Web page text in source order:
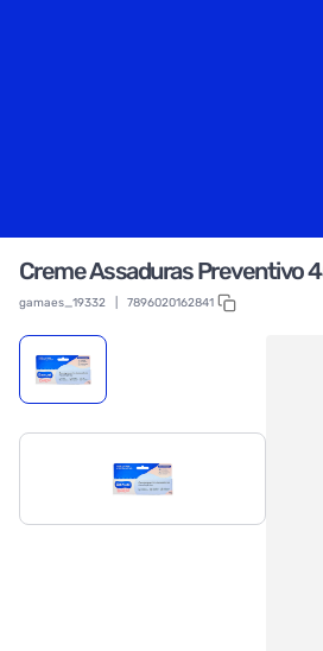
Creme Assaduras Preventivo
gamaes_19332 7896020162841